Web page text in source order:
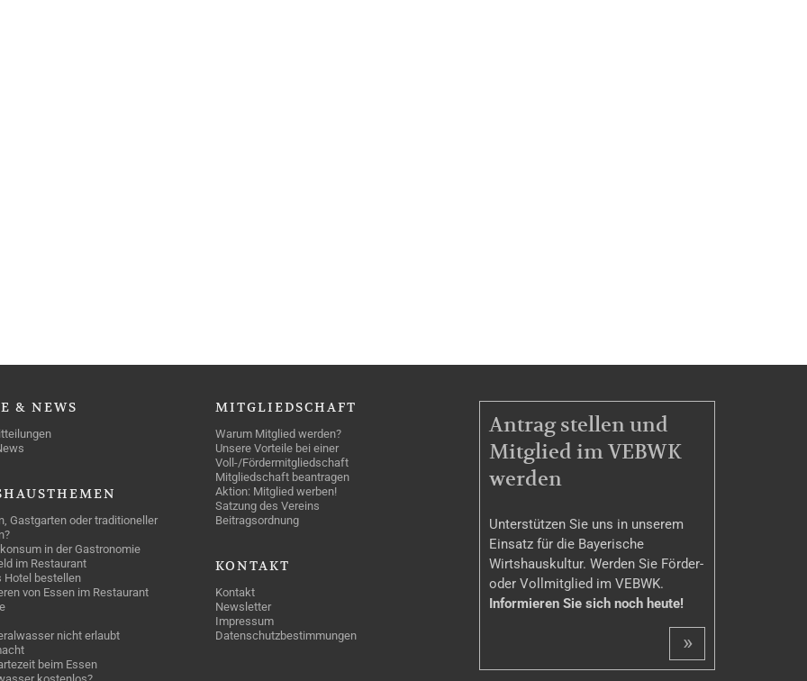
& NEWS
Gastgarten oder traditioneller
in der Gastronomie
im Restaurant
Hotel bestellen
von Essen im Restaurant
nicht erlaubt
beim Essen
MITGLIEDSCHAFT
Warum Mitglied werden?
Unsere Vorteile bei einer
Voll-/Fördermitgliedschaft
Mitgliedschaft beantragen
Aktion: Mitglied werben!
Satzung des Vereins
Beitragsordnung
KONTAKT
Kontakt
Newsletter
Impressum
Datenschutzbestimmungen
MITGLIEDSCHAFT
Antrag stellen und
Mitglied im VEBWK
werden
Unterstützen Sie uns in unserem
Einsatz für die Bayerische
Wirtshauskultur. Werden Sie Förder-
oder Vollmitglied im VEBWK.
Informieren Sie sich noch heute!
»